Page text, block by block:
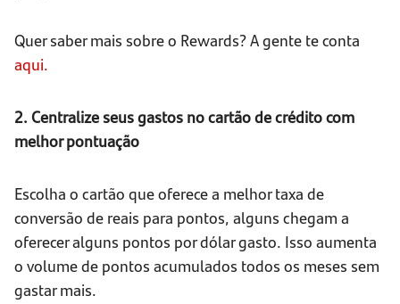
Quer saber mais sobre o Rewards? A gente te conta
aqui.
2. Centralize seus gastos no cartão de crédito com
melhor pontuação
Escolha o cartão que oferece a melhor taxa de
conversão de reais para pontos, alguns chegam a
oferecer alguns pontos por dólar gasto. Isso aumenta
o volume de pontos acumulados todos os meses sem
gastar mais.